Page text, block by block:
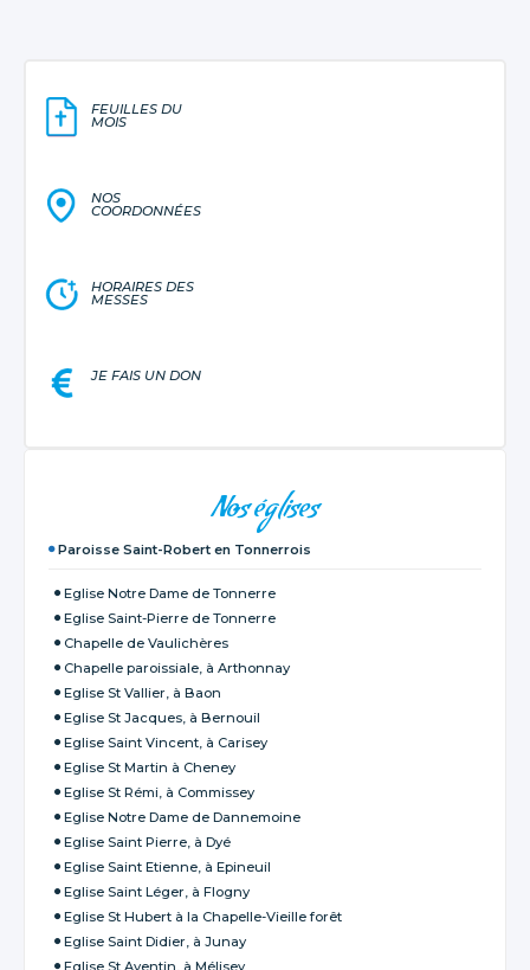
FEUILLES DU
MOIS
NOS
COORDONNÉES
HORAIRES DES
MESSES
JE FAIS UN DON
Nos églises
Paroisse Saint-Robert en Tonnerrois
Eglise Notre Dame de Tonnerre
Eglise Saint-Pierre de Tonnerre
Chapelle de Vaulichères
Chapelle paroissiale, à Arthonnay
Eglise St Vallier, à Baon
Eglise St Jacques, à Bernouil
Eglise Saint Vincent, à Carisey
Eglise St Martin à Cheney
Eglise St Rémi, à Commissey
Eglise Notre Dame de Dannemoine
Eglise Saint Pierre, à Dyé
Eglise Saint Etienne, à Epineuil
Eglise Saint Léger, à Flogny
Eglise St Hubert à la Chapelle-Vieille forêt
Eglise Saint Didier, à Junay
Eglise St Aventin, à Mélisey